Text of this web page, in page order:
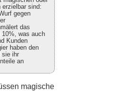
erzielbar sind:
gegen
das
10%, was auch
Kunden
haben den
sie ihr
an
magische